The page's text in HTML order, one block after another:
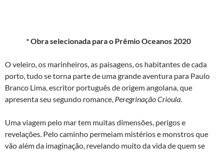
* Obra selecionada para o Prêmio Oceanos 2020
O veleiro, os marinheiros, as paisagens, os habitantes de cada
porto, tudo se torna parte de uma grande aventura para Paulo
Branco Lima, escritor português de origem angolana, que
apresenta seu segundo romance, Peregrinação Crioula.
Uma viagem pelo mar tem muitas dimensões, perigos e
revelações. Pelo caminho permeiam mistérios e monstros que
vão além da imaginação, revelando muito da vida de quem se